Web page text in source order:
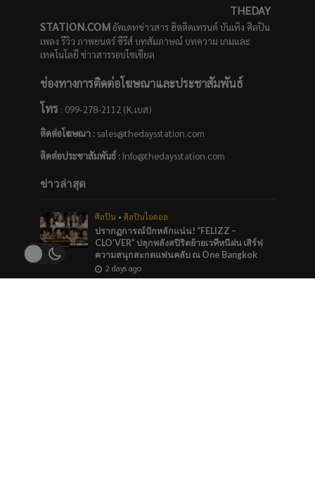
THEDAY
STATION.COMอัพเดทข่าวสาร ฮิตติดเทรนด์ บันเทิง ศิลปิน
เพลง รีวิว ภาพยนตร์ ซีรีส์ บทสัมภาษณ์ บทความ เกมและ
เทคโนโลยี ข่าวสารรอบโซเชียล
ช่องทางการติดต่อโฆษณาและประชาสัมพันธ์
โทร: 099-278-2112 (K.เบส)
ติดต่อโฆษณา :sales@thedaysstation.com
ติดต่อประชาสัมพันธ์: Info@thedaysstation.com
ข่าวล่าสุด
ศิลปิน • ศิลปินไอดอล
ปรากฏการณ์ปักหลักแน่น! “FELIZZ –
CLO’VER” ปลุกพลังสปิริตย้ายเวทีหนีฝน เสิร์ฟ
ความสนุกสะกดแฟนคลับ ณ One Bangkok
2 days ago